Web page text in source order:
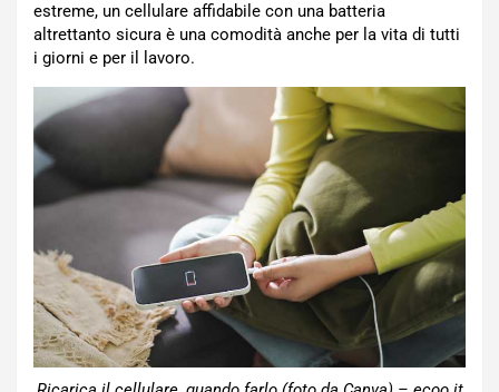
estreme, un cellulare affidabile con una batteria
altrettanto sicura è una comodità anche per la vita di tutti
i giorni e per il lavoro.